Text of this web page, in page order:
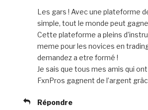
Les gars ! Avec une plateforme
simple, tout le monde peut
Cette plateforme a pleins
meme pour les novices en
demandez a etre formé !
Je sais que tous mes amis qui
FxnPros gagnent de l’argent
Répondre